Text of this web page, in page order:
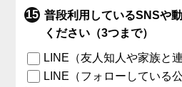
普段利用しているSNSや
ください（3つまで）
LINE（友人知人や家族と連
LINE（フォローしている